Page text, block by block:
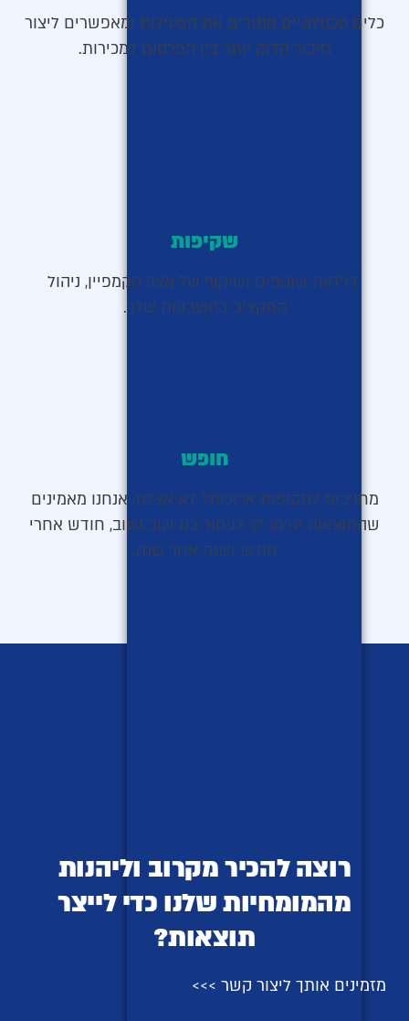
כלים טכנולוגיים מנטרים את הפעילות ומאפשרים ליצור
חיבור הדוק יותר בין הפרסום למכירות.
שקיפות
דו"חות שוטפים ושיקוף של מצב הקמפיין, ניהול
התקציב בחשבונות שלך.
חופש
מחויבות לתקופות ארוכות? לא אצלנו. אנחנו מאמינים
שהתוצאות יגרמו לך לבחור בנו שוב ושוב, חודש אחרי
חודש ושנה אחר שנה.
רוצה להכיר מקרוב וליהנות
מהמומחיות שלנו כדי לייצר
תוצאות?
מזמינים אותך ליצור קשר >>>